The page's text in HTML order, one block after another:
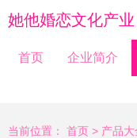
她他婚恋文化产
首页 企业简介
当前位置： 首页 > 产品大